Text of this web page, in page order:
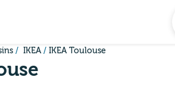
IKEA IKEA Toulouse